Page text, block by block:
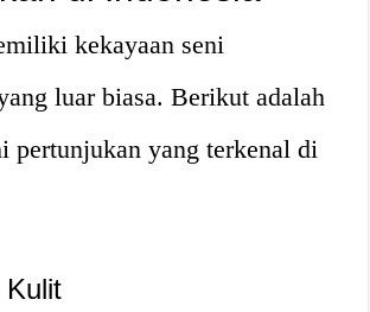
kekayaan seni
luar biasa. Berikut adalah
pertunjukan yang terkenal di
Kulit